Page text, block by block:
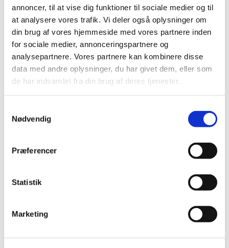
annoncer, til at vise dig funktioner til sociale medier og til
at analysere vores trafik. Vi deler også oplysninger om
din brug af vores hjemmeside med vores partnere inden
for sociale medier, annonceringspartnere og
analysepartnere. Vores partnere kan kombinere disse
data med andre oplysninger, du har givet dem, eller som
de har indsamlet fra din brug af deres tjenester.
Nødvendig
Præferencer
Statistik
Marketing
Du vil måske også kunne